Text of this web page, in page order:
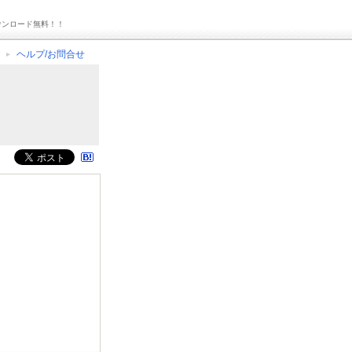
ロード無料！！
ヘルプ/お問合せ